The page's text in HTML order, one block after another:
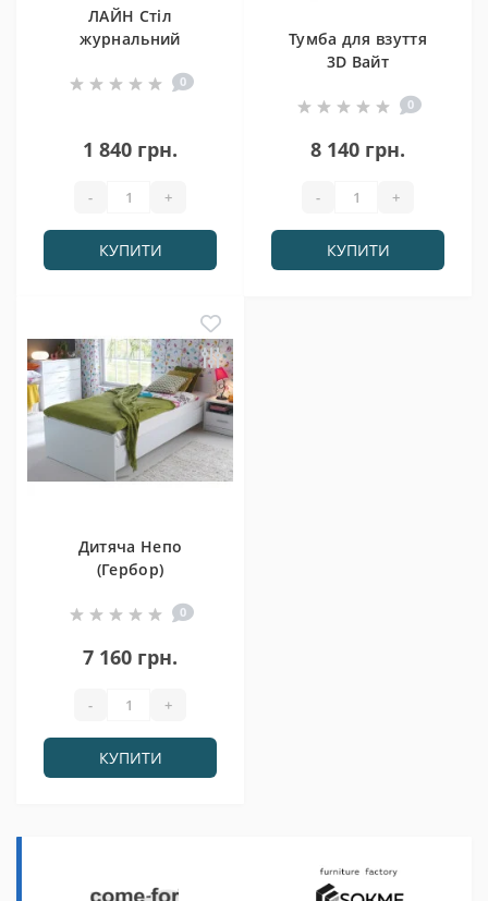
ЛАЙН Стіл
журнальний
0
1 840 грн.
- +
КУПИТИ
Тумба для взуття
3D Вайт
0
8 140 грн.
- +
КУПИТИ
Дитяча Непо
(Гербор)
0
7 160 грн.
- +
КУПИТИ